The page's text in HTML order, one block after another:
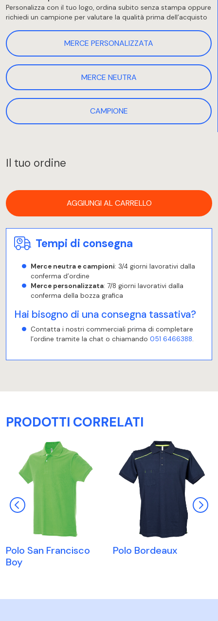
Personalizza con il tuo logo, ordina subito senza stampa oppure
richiedi un campione per valutare la qualità prima dell’acquisto
MERCE PERSONALIZZATA
MERCE NEUTRA
CAMPIONE
Il tuo ordine
AGGIUNGI AL CARRELLO
Tempi di consegna
Merce neutra e campioni: 3/4 giorni lavorativi dalla
conferma d’ordine
Merce personalizzata: 7/8 giorni lavorativi dalla
conferma della bozza grafica
Hai bisogno di una consegna tassativa?
Contatta i nostri commerciali prima di completare
l’ordine tramite la chat o chiamando 051 6466388.
PRODOTTI CORRELATI
Polo San Francisco
Boy
Polo Bordeaux